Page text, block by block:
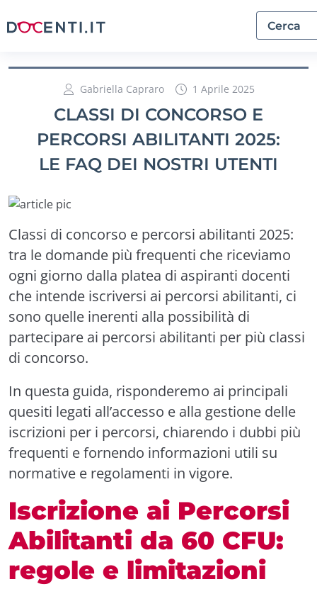
Gabriella Capraro 1 Aprile 2025
CLASSI DI CONCORSO E
PERCORSI ABILITANTI 2025:
LE FAQ DEI NOSTRI UTENTI
Classi di concorso e percorsi abilitanti 2025:
tra le domande più frequenti che riceviamo
ogni giorno dalla platea di aspiranti docenti
che intende iscriversi ai percorsi abilitanti, ci
sono quelle inerenti alla possibilità di
partecipare ai percorsi abilitanti per più classi
di concorso.
In questa guida, risponderemo ai principali
quesiti legati all’accesso e alla gestione delle
iscrizioni per i percorsi, chiarendo i dubbi più
frequenti e fornendo informazioni utili su
normative e regolamenti in vigore.
Iscrizione ai Percorsi
Abilitanti da 60 CFU:
regole e limitazioni